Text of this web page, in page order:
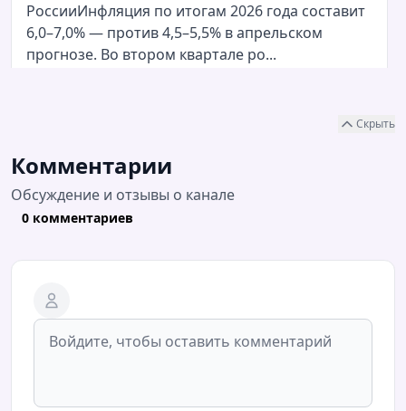
Скрыть
Комментарии
Обсуждение и отзывы о канале
0 комментариев
РоссииИнфляция по итогам 2026 года составит
6,0–7,0% — против 4,5–5,5% в апрельском
прогнозе. Во втором квартале ро...
Читать полностью
независимых заправках — РБКВласти и
нефтяные компании договорились постепенно
увеличивать поставки топлива на независимые
05.08.2026 / 09:08
Трамп отказал Зеленскому в поставках ракет к
комплексам Patriot, пишет FT со ссылкой на
на дефицит ракет-перехватчиков из-за военной